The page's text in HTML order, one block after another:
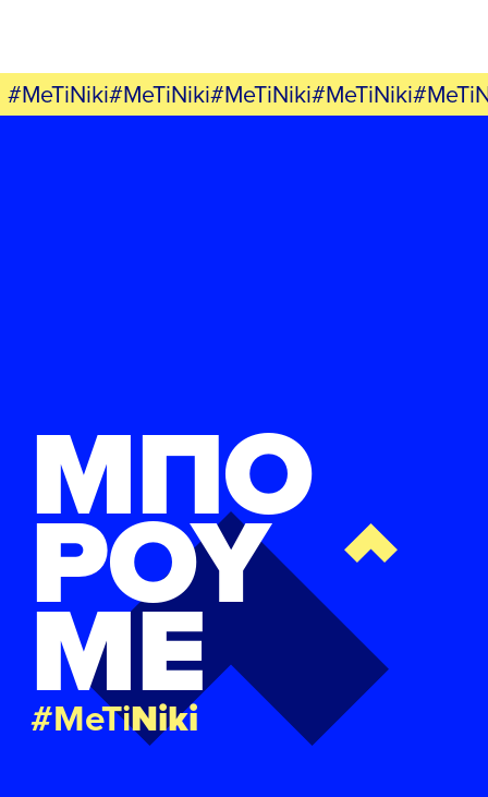
ΜΠΟ
ΡΟΥ
ΜΕ
#MeTiNiki